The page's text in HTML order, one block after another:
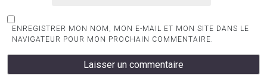
ENREGISTRER MON NOM, MON E-MAIL ET MON SITE DANS LE
NAVIGATEUR POUR MON PROCHAIN COMMENTAIRE.